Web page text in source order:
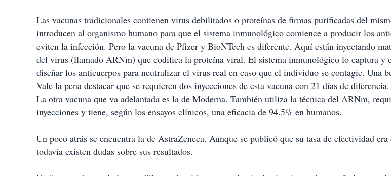
Las vacunas tradicionales contienen virus debilitados o proteínas de firmas purificadas del
introducen al organismo humano para que el sistema inmunológico comience a producir los
eviten la infección. Pero la vacuna de Pfizer y BioNTech es diferente. Aquí están inyectando
del virus (llamado ARNm) que codifica la proteína viral. El sistema inmunológico lo captura y
diseñar los anticuerpos para neutralizar el virus real en caso que el individuo se contagie. Una
Vale la pena destacar que se requieren dos inyecciones de esta vacuna con 21 días de diferencia.
La otra vacuna que va adelantada es la de Moderna. También utiliza la técnica del ARNm,
inyecciones y tiene, según los ensayos clínicos, una eficacia de 94.5% en humanos.
Un poco atrás se encuentra la de AstraZeneca. Aunque se publicó que su tasa de efectividad
todavía existen dudas sobre sus resultados.